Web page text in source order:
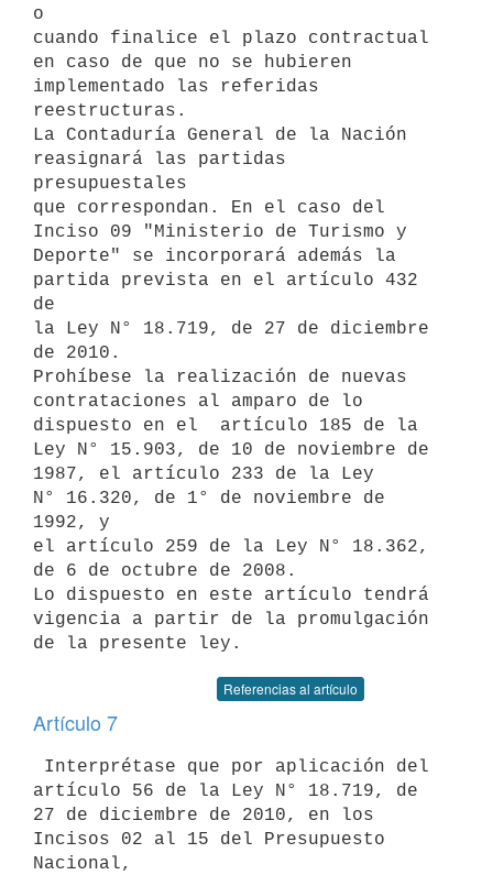
o
cuando finalice el plazo contractual
en caso de que no se hubieren
implementado las referidas
reestructuras.
La Contaduría General de la Nación
reasignará las partidas
presupuestales
que correspondan. En el caso del
Inciso 09 "Ministerio de Turismo y
Deporte" se incorporará además la
partida prevista en el artículo 432
de
la Ley N° 18.719, de 27 de diciembre
de 2010.
Prohíbese la realización de nuevas
contrataciones al amparo de lo
dispuesto en el  artículo 185 de la
Ley N° 15.903, de 10 de noviembre de
1987, el artículo 233 de la Ley
N° 16.320, de 1° de noviembre de
1992, y
el artículo 259 de la Ley N° 18.362,
de 6 de octubre de 2008.
Lo dispuesto en este artículo tendrá
vigencia a partir de la promulgación
Referencias al artículo
Artículo 7
Interprétase que por aplicación del
artículo 56 de la Ley N° 18.719, de
27 de diciembre de 2010, en los
Incisos 02 al 15 del Presupuesto
Nacional,